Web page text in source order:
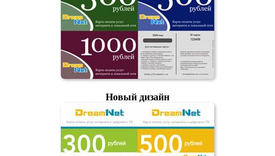
Новый дизайн